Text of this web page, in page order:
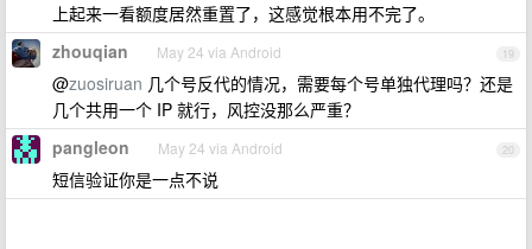
上起来一看额度居然重置了，这感觉根本用不完了。
19
zhouqian May 24 via Android
@zuosiruan 几个号反代的情况，需要每个号单独代理吗？还是
几个共用一个 IP 就行，风控没那么严重？
20
pangleon May 24 via Android
短信验证你是一点不说